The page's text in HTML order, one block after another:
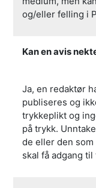
og/eller felling i
Kan en avis
Ja, en redaktør
publiseres og
trykkeplikt og
på trykk.
de eller den
skal få adgang til